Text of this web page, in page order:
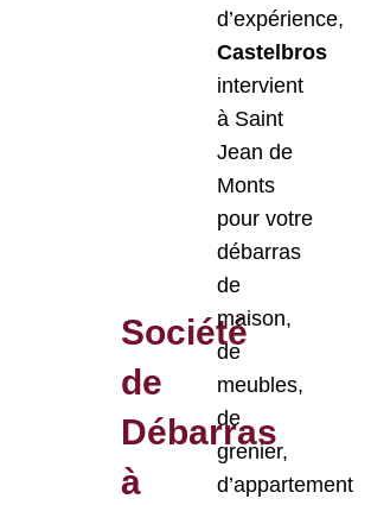
Société
de
Débarras
à
d’expérience,
Castelbros
intervient
à Saint
Jean de
Monts
pour votre
débarras
de
maison,
de
meubles,
de
grenier,
d’appartement